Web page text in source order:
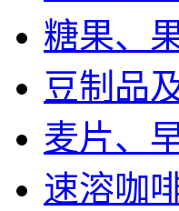
糖果、
豆制品
麦片、
速溶咖